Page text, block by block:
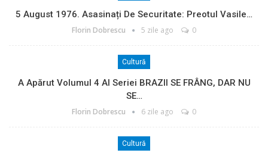
5 August 1976. Asasinați De Securitate: Preotul Vasile…
Florin Dobrescu 5 zile ago 0
Cultură
A Apărut Volumul 4 Al Seriei BRAZII SE FRÂNG, DAR NU
SE…
Florin Dobrescu 6 zile ago 0
Cultură